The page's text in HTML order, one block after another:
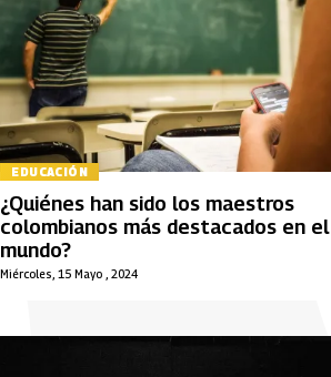
EDUCACIÓN
Miércoles, 15 Mayo , 2024
¿Quiénes han sido los maestros
colombianos más destacados en el
mundo?